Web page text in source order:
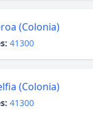
(Colonia)
41300
(Colonia)
41300